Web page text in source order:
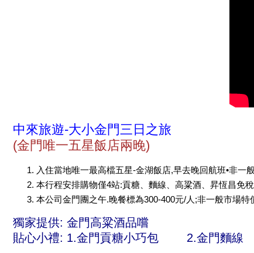
中來旅遊-大小金門三日之旅
(金門唯一五星飯店兩晚)
入住當地唯一最高檔五星-金湖飯店,早去晚回航班•非一
本行程安排購物僅4站:貢糖、麵線、高粱酒、昇恆昌免
本公司金門團之午.晚餐標為300-400元/人;非一般市場
獨家提供: 金門高粱酒品嚐
貼心小禮: 1.金門貢糖小巧包 2.金門麵